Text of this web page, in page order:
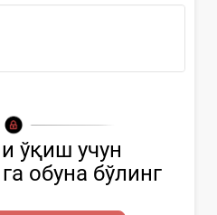
ўқиш учун
обуна бўлинг